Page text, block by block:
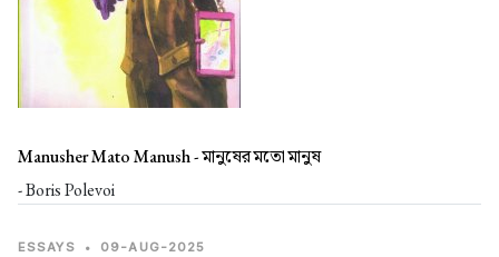
Manusher Mato Manush -মানুষের মতো মানুষ
- Boris Polevoi
ESSAYS • 09-AUG-2025